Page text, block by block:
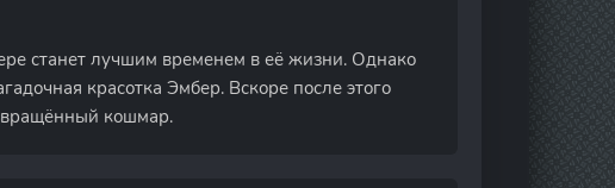
станет лучшим временем в её жизни. Однако
красотка Эмбер. Вскоре после этого
кошмар.